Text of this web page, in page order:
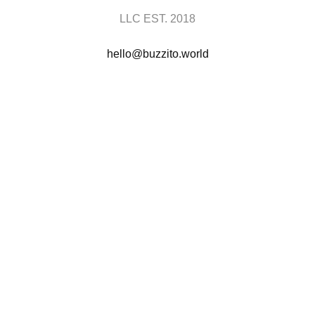
LLC EST. 2018
hello@buzzito.world